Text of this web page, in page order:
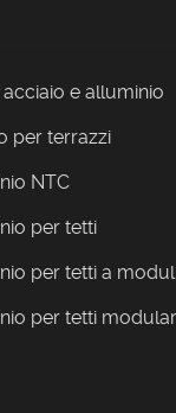
e alluminio
per terrazzi
NTC
per tetti
per tetti a
per tetti